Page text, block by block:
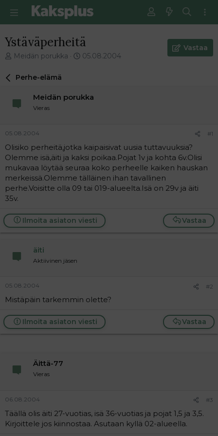
Ystäväperheitä
V
e
i
t
u
n
a
l
o
t
t
a
j
Meidän porukka
E
m
m
n
v
i
e
s
05.08.2004
Vastaa
Perhe-elämä
Meidän porukka
Vieras
05.08.2004 #1
Olisiko perheitä,jotka kaipaisivat uusia tuttavuuksia?
Olemme isä,äiti ja kaksi poikaa.Pojat 1v ja kohta 6v.Olisi
mukavaa löytää seuraa koko perheelle kaiken hauskan
merkeissä.Olemme tälläinen ihan tavallinen
perhe.Voisitte olla 09 tai 019-alueelta.Isä on 29v ja äiti
35v.
Vastaa
Ilmoita asiaton viesti
äiti
Aktiivinen jäsen
05.08.2004 #2
Mistäpäin tarkemmin olette?
Vastaa
Ilmoita asiaton viesti
Äittä-77
Vieras
06.08.2004 #3
Täällä olis äiti 27-vuotias, isä 36-vuotias ja pojat 1,5 ja 3,5.
Kirjoittele jos kiinnostaa. Asutaan kyllä 02-alueella.